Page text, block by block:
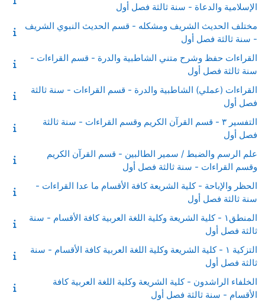
الإسلامية والدعاة - سنة ثالثة فصل أول
مختلف الحديث الشريف ومشكله - قسم الحديث النبوي الشريف
- سنة ثالثة فصل أول
القراءات حفظ وشرح متني الشاطبية والدرة - قسم القراءات -
سنة ثالثة فصل أول
القراءات (عملي) الشاطبية والدرة - قسم القراءات - سنة ثالثة
فصل أول
التفسير ٣ - قسم القرآن الكريم وقسم القراءات - سنة ثالثة
فصل أول
علم الرسم والضبط / سمير الطالبين - قسم القرآن الكريم
وقسم القراءات - سنة ثالثة فصل أول
الحظر والإباحة - كلية الشريعة كافة الأقسام ما عدا القراءات -
سنة ثالثة فصل أول
المنطق١ - كلية الشريعة وكلية اللغة العربية كافة الأقسام - سنة
ثالثة فصل أول
التزكية ١ - كلية الشريعة وكلية اللغة العربية كافة الأقسام - سنة
ثالثة فصل أول
الخلفاء الراشدون - كلية الشريعة وكلية اللغة العربية كافة
الأقسام - سنة ثالثة فصل أول